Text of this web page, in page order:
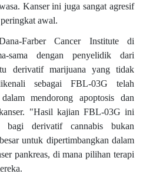
Kanser ini juga sangat agresif
awal.
Farber Cancer Institute di
sama dengan penyelidik dari
derivatif marijuana yang tidak
sebagai FBL-03G telah
mendorong apoptosis dan
"Hasil kajian FBL-03G ini
bagi derivatif cannabis bukan
untuk dipertimbangkan dalam
pankreas, di mana pilihan terapi